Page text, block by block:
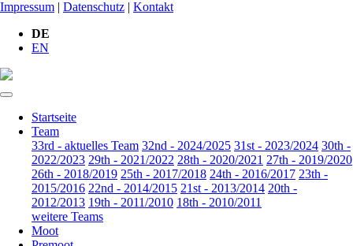
Impressum | Datenschutz | Kontakt
DE
EN
Startseite
Team
33rd - aktuelles Team 32nd - 2024/2025 31st - 2023/2024 30th -
2022/2023 29th - 2021/2022 28th - 2020/2021 27th - 2019/2020
26th - 2018/2019 25th - 2017/2018 24th - 2016/2017 23th -
2015/2016 22nd - 2014/2015 21st - 2013/2014 20th -
2012/2013 19th - 2011/2010 18th - 2010/2011
weitere Teams
Moot